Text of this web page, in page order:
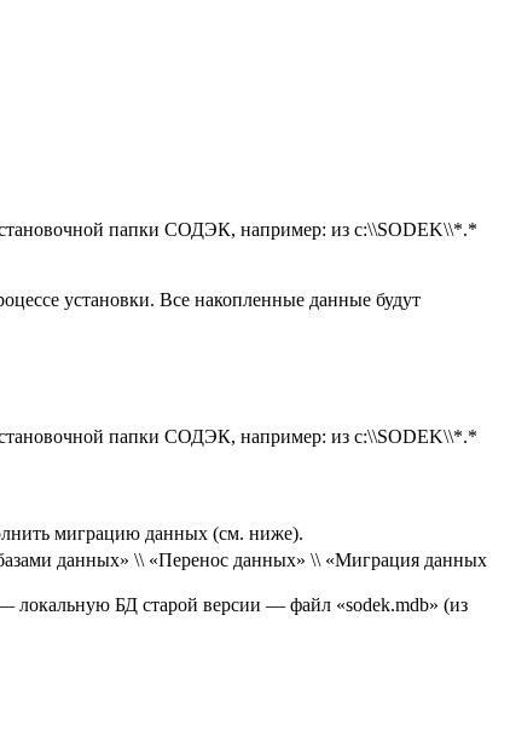
папки СОДЭК, например: из c:\\SODEK\\*.*
установки. Все накопленные данные будут
папки СОДЭК, например: из c:\\SODEK\\*.*
миграцию данных (см. ниже).
данных» \\ «Перенос данных» \\ «Миграция данных
локальную БД старой версии — файл «sodek.mdb» (из